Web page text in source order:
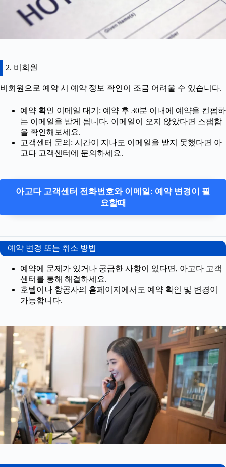
2. 비회원
비회원으로 예약 시 예약 정보 확인이 조금 어려울 수 있습니다.
예약 확인 이메일 대기: 예약 후 30분 이내에 예약을 컨펌하
는 이메일을 받게 됩니다. 이메일이 오지 않았다면 스팸함
을 확인해보세요.
고객센터 문의: 시간이 지나도 이메일을 받지 못했다면 아
고다 고객센터에 문의하세요.
아고다 고객센터 전화번호와 이메일: 예약 변경이 필
요할때
예약 변경 또는 취소 방법
예약에 문제가 있거나 궁금한 사항이 있다면, 아고다 고객
센터를 통해 해결하세요.
호텔이나 항공사의 홈페이지에서도 예약 확인 및 변경이
가능합니다.